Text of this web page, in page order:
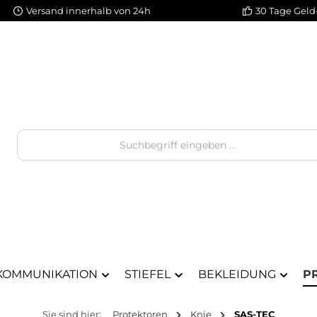
Versand innerhalb von 24h 30 Tage
STIEFEL BEKLEIDUNG
Sie sind hier: Protektoren Knie SAS-TEC